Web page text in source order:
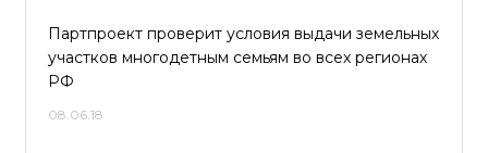
Партпроект проверит условия выдачи земельных
участков многодетным семьям во всех регионах
РФ
08.06.18